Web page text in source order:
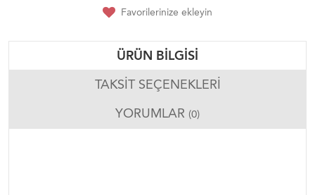
Favorilerinize ekleyin
ÜRÜN BILGISI
TAKSIT SEÇENEKLERI
YORUMLAR (0)